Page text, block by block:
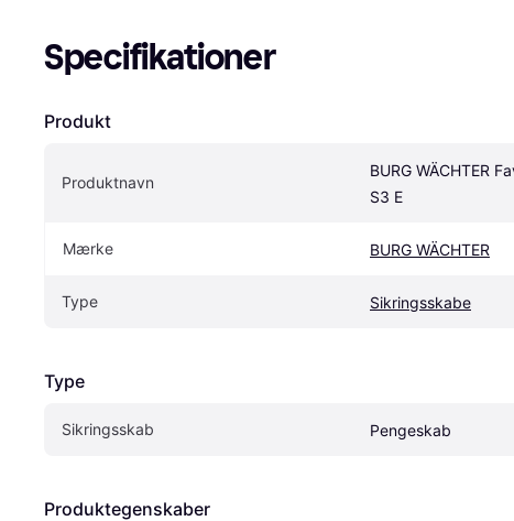
Specifikationer
Produkt
Produktnavn
BURG WÄCHTER
S3 E
Mærke BURG WÄCHTER
Type Sikringsskabe
Type
Sikringsskab Pengeskab
Produktegenskaber